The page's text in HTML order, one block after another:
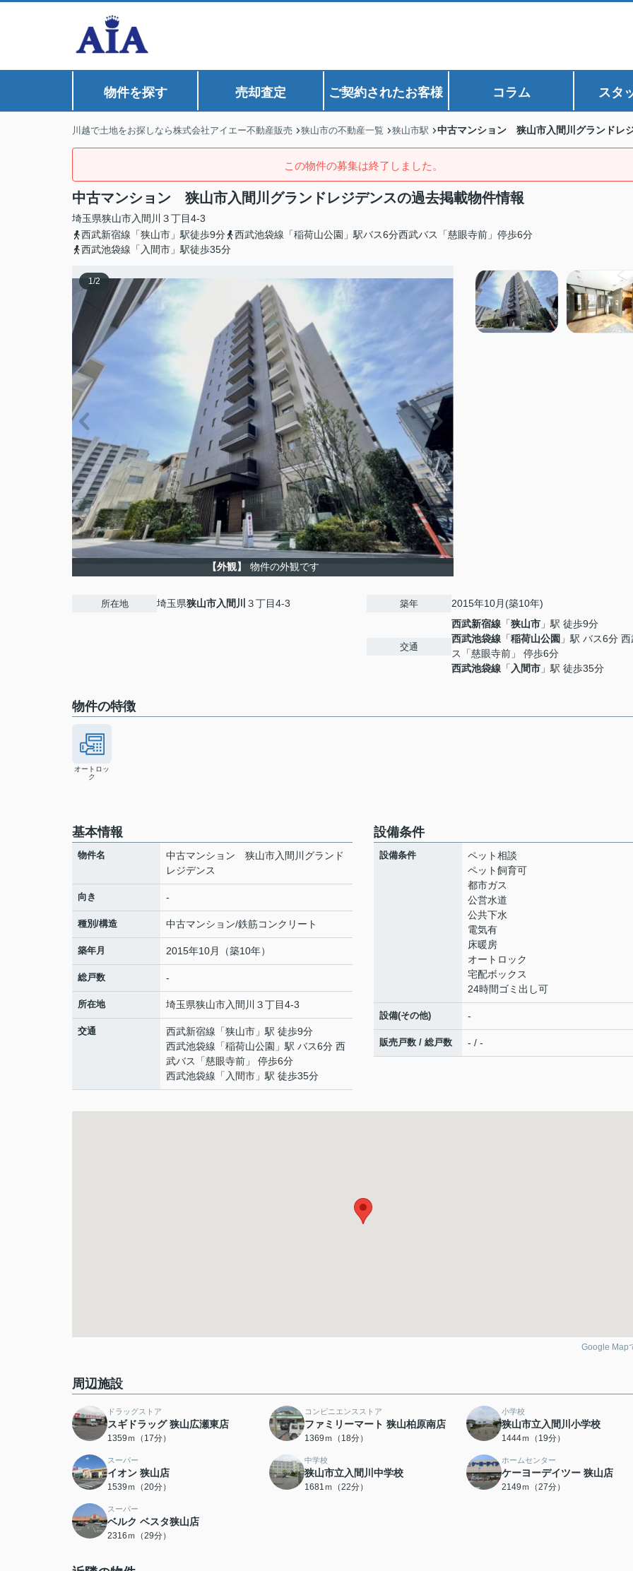
物件を探す 売却査定 ご契約されたお客様 コラム スタ
川越で土地をお探しなら株式会社アイエー不動産販売 狭山市の不動産一覧 狭山市駅 中古マンション 狭山市入間川グランドレ
この物件の募集は終了しました。
中古マンション 狭山市入間川グランドレジデンスの過去掲載物件情報
埼玉県狭山市入間川 ３丁目4-3
西武新宿線「狭山市」駅徒歩9分
西武池袋線「稲荷山公園」駅バス6分西武バス「慈眼寺前」停歩6分
西武池袋線「入間市」駅徒歩35分
1/2
【外観】 物件の外観です
所在地 埼玉県狭山市入間川 ３丁目4-3 築年 2015年10月(築10年)
交通
西武新宿線 「狭山市 」駅 徒歩9分
西武池袋線 「稲荷山公園 」駅 バス6分
ス「慈眼寺前」 停歩6分
西武池袋線 「 入間市 」駅 徒歩35分
物件の特徴
オートロッ
ク
基本情報
物件名
中古マンション 狭山市入間川グランド
レジデンス
向き -
種別/構造 中古マンション/鉄筋コンクリート
築年月 2015年10月（築10年）
総戸数 -
所在地 埼玉県狭山市入間川 ３丁目4-3
交通 西武新宿線 「狭山市 」駅 徒歩9分
西武池袋線 「稲荷山公園 」駅 バス6分 西
武バス「慈眼寺前」 停歩6分
西武池袋線 「 入間市 」駅 徒歩35分
設備条件
設備条件
ペット相談
ペット飼育可
都市ガス
公営水道
公共下水
電気有
床暖房
オートロック
宅配ボックス
24時間ゴミ出し可
設備(その他) -
販売戸数 / 総戸数 - / -
Google Map
周辺施設
ドラッグストア
スギドラッグ 狭山広瀬東店
1359ｍ（17分）
コンビニエンスストア
ファミリーマート 狭山柏原南店
1369ｍ（18分）
小学校
狭山市立入間川小学校
1444ｍ（19分）
スーパー
イオン 狭山店
1539ｍ（20分）
中学校
狭山市立入間川中学校
1681ｍ（22分）
ホームセンター
ケーヨーデイツー 狭山店
2149ｍ（27分）
スーパー
ベルク ベスタ狭山店
2316ｍ（29分）